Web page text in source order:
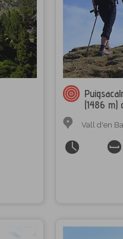
(1486 m)
Vall d'en